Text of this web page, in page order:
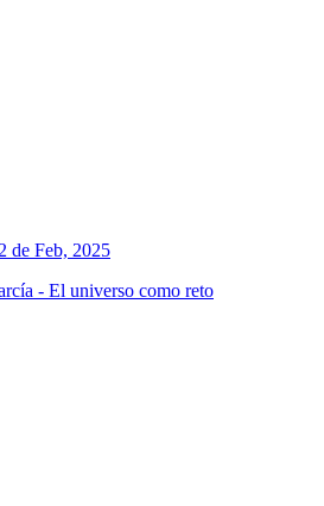
de Feb, 2025